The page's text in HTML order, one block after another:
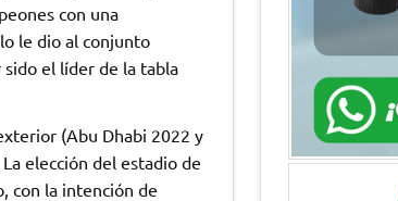
con una
le dio al conjunto
el líder de la tabla
(Abu Dhabi 2022 y
elección del estadio de
con la intención de